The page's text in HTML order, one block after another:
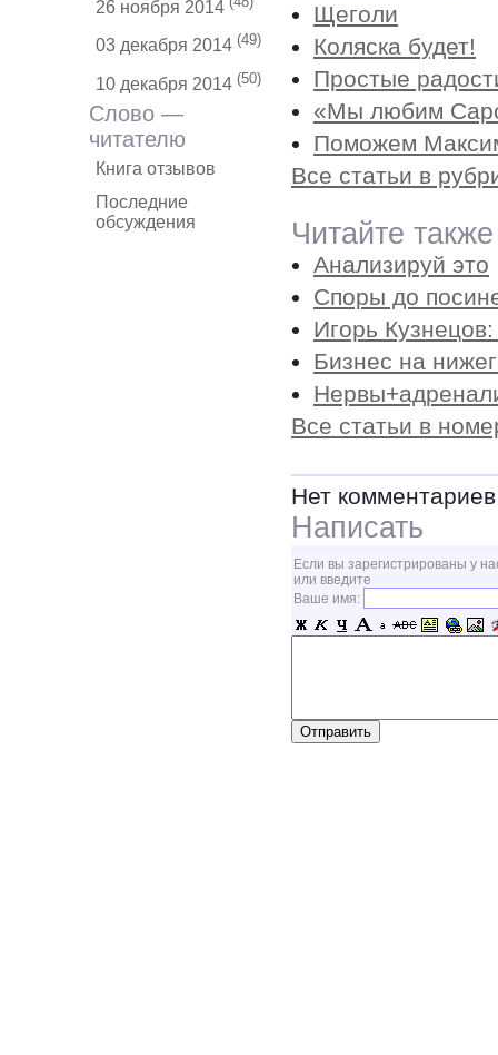
26 ноября 2014
03 декабря 2014 (49)
10 декабря 2014 (50)
Слово —
читателю
Книга отзывов
Последние
обсуждения
Щеголи
Коляска будет!
Простые
«Мы любим
Поможем
Все статьи в
Читайте
Анализируй это
Споры до
Игорь
Бизнес на
Все статьи в
Нет комментариев
Написать
Если вы зарегистрированы у
или введите
Ваше имя: